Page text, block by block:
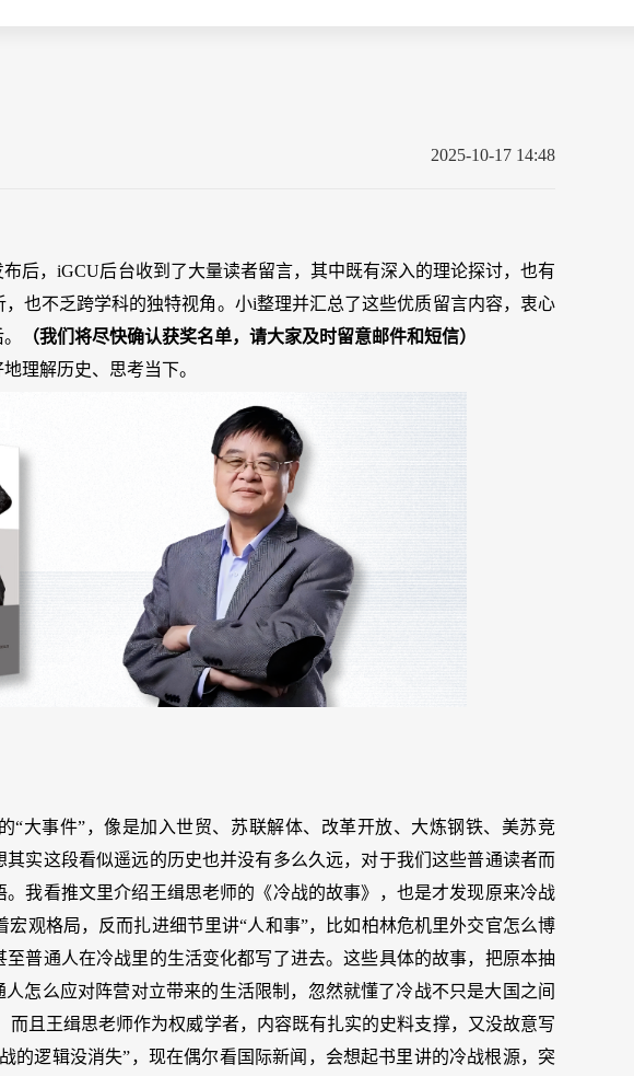
2025-10-17 14:48
后，iGCU后台收到了大量读者留言，其中既有深入的理论探讨，也有
也不乏跨学科的独特视角。小i整理并汇总了这些优质留言内容，衷心
（我们将尽快确认获奖名单，请大家及时留意邮件和短信）
理解历史、思考当下。
“大事件”，像是加入世贸、苏联解体、改革开放、大炼钢铁、美苏竞
实这段看似遥远的历史也并没有多么久远，对于我们这些普通读者而
我看推文里介绍王缉思老师的《冷战的故事》，也是才发现原来冷战
宏观格局，反而扎进细节里讲“人和事”，比如柏林危机里外交官怎么博
普通人在冷战里的生活变化都写了进去。这些具体的故事，把原本抽
怎么应对阵营对立带来的生活限制，忽然就懂了冷战不只是大国之间
且王缉思老师作为权威学者，内容既有扎实的史料支撑，又没故意写
的逻辑没消失”，现在偶尔看国际新闻，会想起书里讲的冷战根源，突